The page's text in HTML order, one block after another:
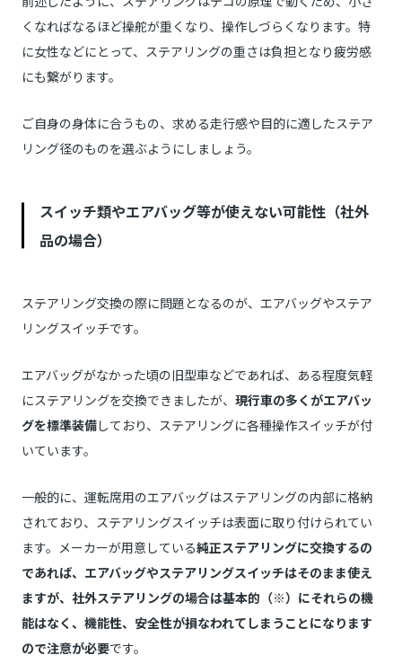
くなればなるほど操舵が重くなり、操作しづらくなります。特
に女性などにとって、ステアリングの重さは負担となり疲労感
にも繋がります。
ご自身の身体に合うもの、求める走行感や目的に適したステア
リング径のものを選ぶようにしましょう。
スイッチ類やエアバッグ等が使えない可能性（社外
品の場合）
ステアリング交換の際に問題となるのが、エアバッグやステア
リングスイッチです。
エアバッグがなかった頃の旧型車などであれば、ある程度気軽
にステアリングを交換できましたが、 現行車の多くがエアバッ
グを標準装備しており、ステアリングに各種操作スイッチが付
いています。
一般的に、運転席用のエアバッグはステアリングの内部に格納
されており、ステアリングスイッチは表面に取り付けられてい
ます。メーカーが用意している純正ステアリングに交換するの
であれば、エアバッグやステアリングスイッチはそのまま使え
ますが、社外ステアリングの場合は基本的（※）にそれらの機
能はなく、機能性、安全性が損なわれてしまうことになります
ので注意が必要です。